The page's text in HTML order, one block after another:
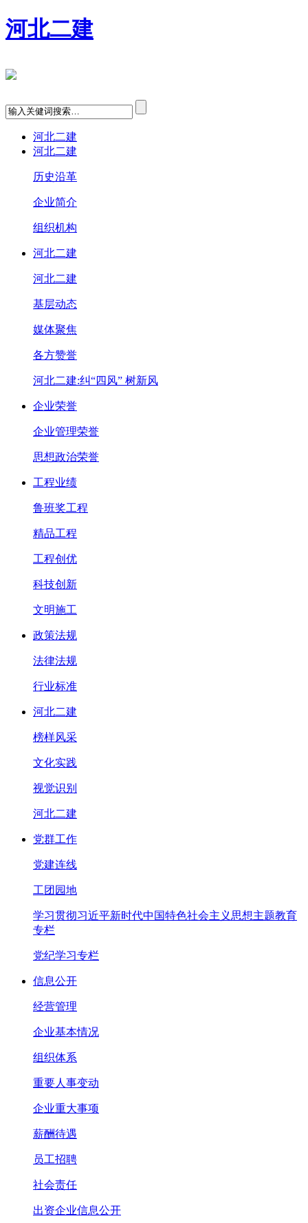
河北二建
河北二建
河北二建
历史沿革
企业简介
组织机构
河北二建
河北二建
基层动态
媒体聚焦
各方赞誉
河北二建:纠“四风” 树新风
企业荣誉
企业管理荣誉
思想政治荣誉
工程业绩
鲁班奖工程
精品工程
工程创优
科技创新
文明施工
政策法规
法律法规
行业标准
河北二建
榜样风采
文化实践
视觉识别
河北二建
党群工作
党建连线
工团园地
学习贯彻习近平新时代中国特色社会主义思想主题教育
专栏
党纪学习专栏
信息公开
经营管理
企业基本情况
组织体系
重要人事变动
企业重大事项
薪酬待遇
员工招聘
社会责任
出资企业信息公开